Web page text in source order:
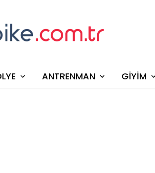
ANTRENMAN GİYİM